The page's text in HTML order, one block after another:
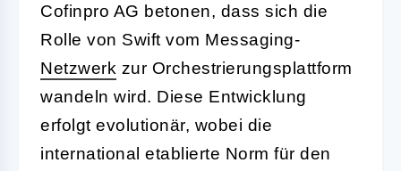
Cofinpro AG betonen, dass sich die
Rolle von Swift vom Messaging-
Netzwerk zur Orchestrierungsplattform
wandeln wird. Diese Entwicklung
erfolgt evolutionär, wobei die
international etablierte Norm für den